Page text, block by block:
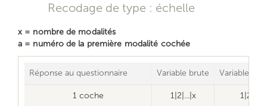
Recodage de type : échelle
x = nombre de modalités
a = numéro de la première modalité cochée
Réponse au questionnaire Variable brute Variable
1 coche 1|2|...|x 1|2|...|x